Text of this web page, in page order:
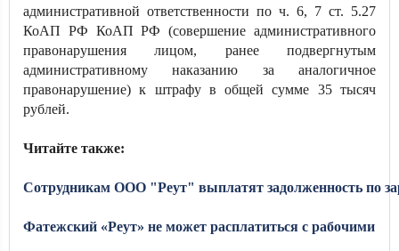
административной ответственности по ч. 6, 7 ст. 5.27
КоАП РФ КоАП РФ (совершение административного
правонарушения лицом, ранее подвергнутым
административному наказанию за аналогичное
правонарушение) к штрафу в общей сумме 35 тысяч
рублей.
Читайте также:
Сотрудникам ООО "Реут" выплатят задолженность по
Фатежский «Реут» не может расплатиться с рабочими